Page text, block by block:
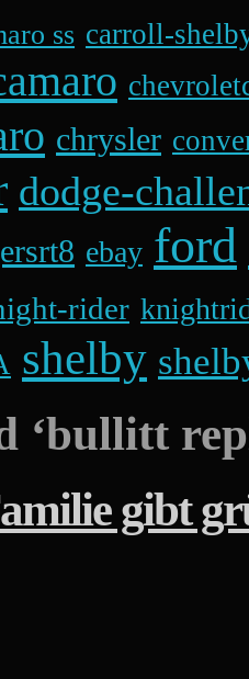
ss carroll-
chrysler
dodge-
ebay ford
rider
shelby
‘bullitt
gibt